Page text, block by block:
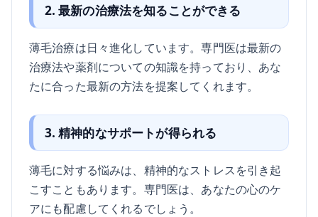
2. 最新の治療法を知ることができる
薄毛治療は日々進化しています。専門医は最新の
治療法や薬剤についての知識を持っており、あな
たに合った最新の方法を提案してくれます。
3. 精神的なサポートが得られる
薄毛に対する悩みは、精神的なストレスを引き起
こすこともあります。専門医は、あなたの心のケ
アにも配慮してくれるでしょう。